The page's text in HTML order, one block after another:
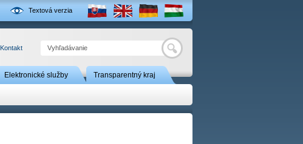
Textová verzia
Hľadať
Kontakt
Elektronické služby Transparentný kraj